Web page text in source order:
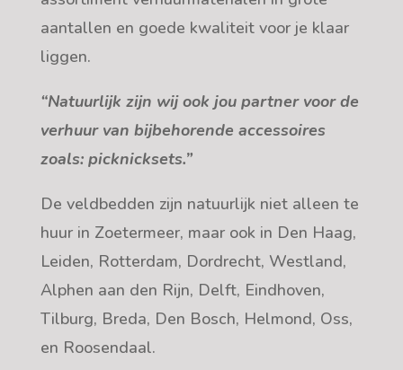
aantallen en goede kwaliteit voor je klaar
liggen.
“Natuurlijk zijn wij ook jou partner voor de
verhuur van bijbehorende accessoires
zoals: picknicksets.”
De veldbedden zijn natuurlijk niet alleen te
huur in Zoetermeer, maar ook in Den Haag,
Leiden, Rotterdam, Dordrecht, Westland,
Alphen aan den Rijn, Delft, Eindhoven,
Tilburg, Breda, Den Bosch, Helmond, Oss,
en Roosendaal.